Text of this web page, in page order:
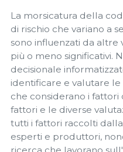
La morsicatura della
di rischio che variano a
sono influenzati da altre
più o meno significativi.
decisionale
identificare e valutare
che considerano i fattori
fattori e le diverse
tutti i fattori raccolti
esperti e produttori,